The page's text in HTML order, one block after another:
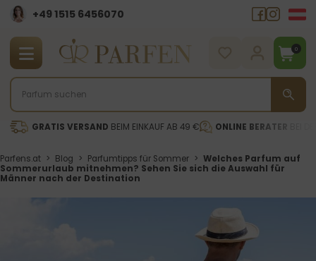
+49 1515 6456070
0
GRATIS VERSAND BEIM EINKAUF AB 49 € ONLINE BERATER
Parfens.at > Blog > Parfumtipps für Sommer > Welches Parfum auf
Sommerurlaub mitnehmen? Sehen Sie sich die Auswahl für
Männer nach der Destination